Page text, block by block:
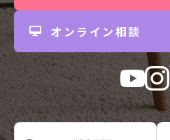
オンライン相談